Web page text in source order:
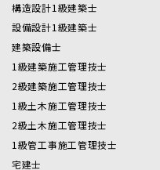
構造設計1級建築士
設備設計1級建築士
建築設備士
1級建築施工管理技士
2級建築施工管理技士
1級土木施工管理技士
2級土木施工管理技士
1級管工事施工管理技士
宅建士